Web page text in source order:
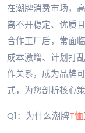
在潮牌消费市场，
离不开稳定、优质且
合作工厂后，常面
成本激增、计划打
作关系，成为品牌
式，为您剖析核心策
Q1：为什么潮牌T恤